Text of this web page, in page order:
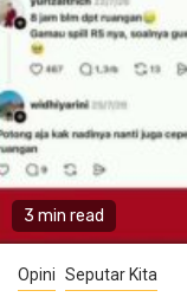
3 min read
Opini Seputar Kita